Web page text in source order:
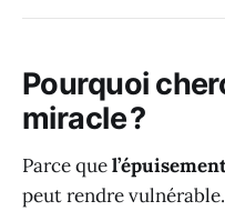
Pourquoi
miracle ?
Parce que
peut rendre vulnérable.